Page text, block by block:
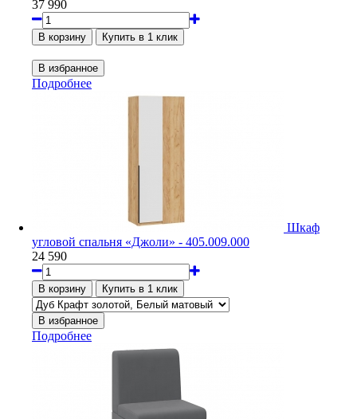
37 990
Подробнее
Шкаф
угловой спальня «Джоли» - 405.009.000
24 590
Подробнее